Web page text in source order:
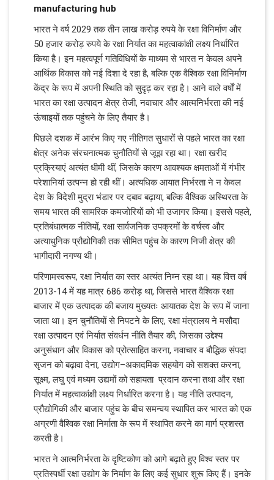
manufacturing hub
भारत ने वर्ष 2029 तक तीन लाख करोड़ रुपये के रक्षा विनिर्माण और
50 हजार करोड़ रुपये के रक्षा निर्यात का महत्वाकांक्षी लक्ष्य निर्धारित
किया है। इन महत्वपूर्ण गतिविधियों के माध्यम से भारत न केवल अपने
आर्थिक विकास को नई दिशा दे रहा है, बल्कि एक वैश्विक रक्षा विनिर्माण
केंद्र के रूप में अपनी स्थिति को सुदृढ़ कर रहा है। आने वाले वर्षों में
भारत का रक्षा उत्पादन क्षेत्र तेजी, नवाचार और आत्मनिर्भरता की नई
ऊंचाइयों तक पहुंचने के लिए तैयार है।
पिछले दशक में आरंभ किए गए नीतिगत सुधारों से पहले भारत का रक्षा
क्षेत्र अनेक संरचनात्मक चुनौतियों से जूझ रहा था। रक्षा खरीद
प्रक्रियाएं अत्यंत धीमी थीं, जिसके कारण आवश्यक क्षमताओं में गंभीर
परेशानियां उत्पन्न हो रही थीं। अत्यधिक आयात निर्भरता ने न केवल
देश के विदेशी मुद्रा भंडार पर दबाव बढ़ाया, बल्कि वैश्विक अस्थिरता के
समय भारत की सामरिक कमजोरियों को भी उजागर किया। इससे पहले,
प्रतिबंधात्मक नीतियों, रक्षा सार्वजनिक उपक्रमों के वर्चस्व और
अत्याधुनिक प्रौद्योगिकी तक सीमित पहुंच के कारण निजी क्षेत्र की
भागीदारी नगण्य थी।
परिणामस्वरूप, रक्षा निर्यात का स्तर अत्यंत निम्न रहा था। यह वित्त वर्ष
2013-14 में यह मात्र 686 करोड़ था, जिससे भारत वैश्विक रक्षा
बाजार में एक उत्पादक की बजाय मुख्यतः आयातक देश के रूप में जाना
जाता था। इन चुनौतियों से निपटने के लिए, रक्षा मंत्रालय ने मसौदा
रक्षा उत्पादन एवं निर्यात संवर्धन नीति तैयार की, जिसका उद्देश्य
अनुसंधान और विकास को प्रोत्साहित करना, नवाचार व बौद्धिक संपदा
सृजन को बढ़ावा देना, उद्योग–अकादमिक सहयोग को सशक्त करना,
सूक्ष्म, लघु एवं मध्यम उद्यमों को सहायता प्रदान करना तथा और रक्षा
निर्यात में महत्वाकांक्षी लक्ष्य निर्धारित करना है। यह नीति उत्पादन,
प्रौद्योगिकी और बाजार पहुंच के बीच समन्वय स्थापित कर भारत को एक
अग्रणी वैश्विक रक्षा निर्माता के रूप में स्थापित करने का मार्ग प्रशस्त
करती है।
भारत ने आत्मनिर्भरता के दृष्टिकोण को आगे बढ़ाते हुए विश्व स्तर पर
प्रतिस्पर्धी रक्षा उद्योग के निर्माण के लिए कई सुधार शुरू किए हैं। इनके